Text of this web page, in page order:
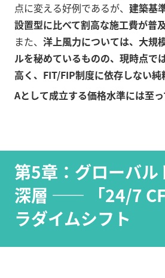
点に変える好例であるが、 建築基
設置型に比べて割高な施工費が普
また、 洋上風力については、大規
ルを秘めているものの、現時点で
高く、FIT/FIP制度に依存しない
Aとして成立する価格水準には至
第5章：グローバル
深層 —— 「24/7
ラダイムシフト